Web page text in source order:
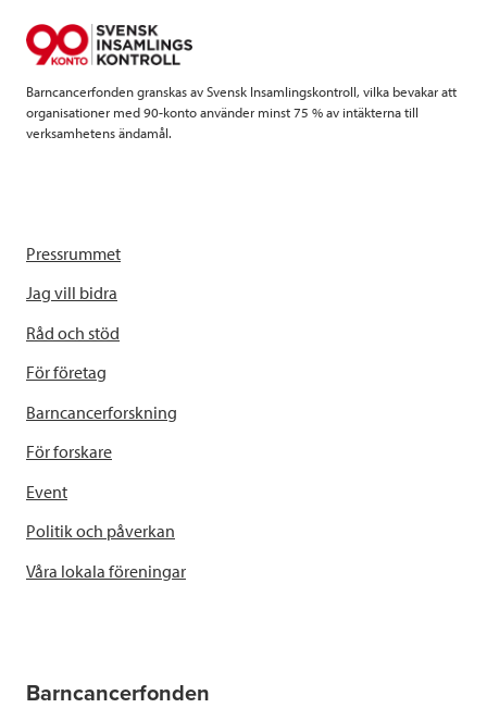
k
Barncancerfonden granskas av Svensk Insamlingskontroll, vilka bevakar att
organisationer med 90-konto använder minst 75 % av intäkterna till
verksamhetens ändamål.
Pressrummet
Jag vill bidra
Råd och stöd
För företag
Barncancerforskning
För forskare
Event
Politik och påverkan
Våra lokala föreningar
Barncancerfonden